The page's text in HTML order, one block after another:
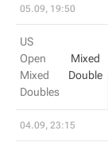
05.09, 19:50
US
Open
Mixed
Doubles
Mixed
Double
04.09, 23:15